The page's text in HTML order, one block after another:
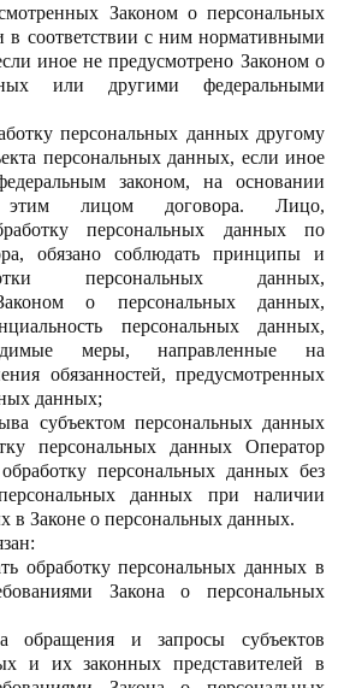
Законом о персональных
соответствии с ним нормативными
иное не предусмотрено Законом о
или другими федеральными
персональных данных другому
персональных данных, если иное
законом, на основании
этим лицом договора. Лицо,
персональных данных по
обязано соблюдать принципы и
персональных данных,
о персональных данных,
персональных данных,
меры, направленные на
обязанностей, предусмотренных
данных;
субъектом персональных данных
персональных данных Оператор
персональных данных без
данных при наличии
в Законе о персональных данных.
обработку персональных данных в
Закона о персональных
обращения и запросы субъектов
и их законных представителей в